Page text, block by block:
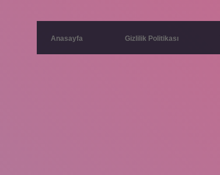
Anasayfa Gizlilik Politikası